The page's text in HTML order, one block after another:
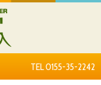
TEL 0155-35-2242